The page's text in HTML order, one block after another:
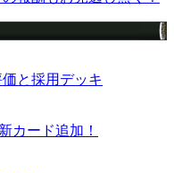
と採用デッキ
カード追加！